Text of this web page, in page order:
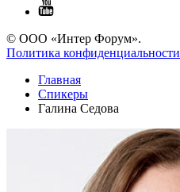
© ООО «Интер Форум».
Политика конфиденциальности
Главная
Спикеры
Галина Седова